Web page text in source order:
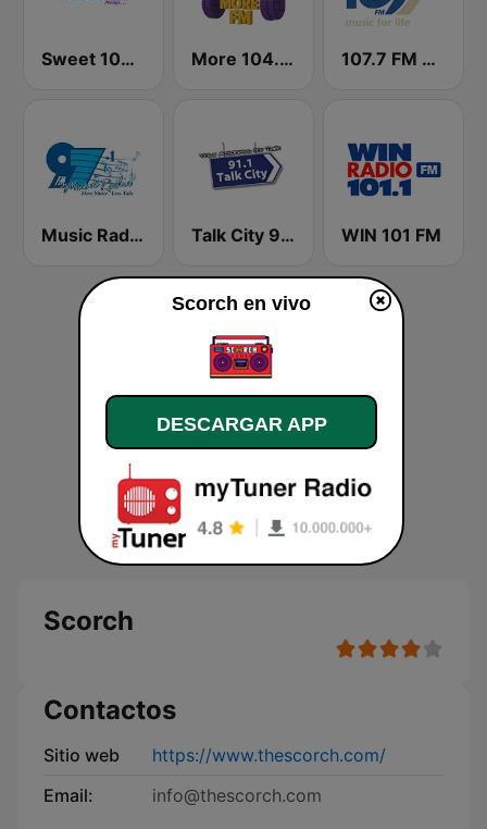
Sweet 100 FM More 104.7 FM 107.7 FM Music For Life
Music Radio 97.1 FM Talk City 91.1 FM WIN 101 FM
Scorch
Contactos
Sitio web
https://www.thescorch.com/
Email:
info@thescorch.com
Scorch en vivo
DESCARGAR APP